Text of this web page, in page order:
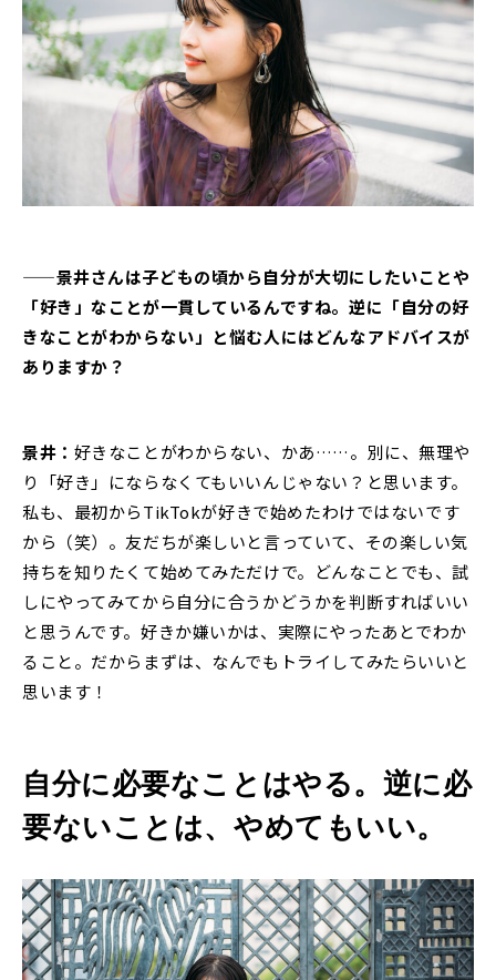
——景井さんは子どもの頃から自分が大切にしたいことや
「好き」なことが一貫しているんですね。逆に「自分の好
きなことがわからない」と悩む人にはどんなアドバイスが
ありますか？
景井： 好きなことがわからない、かあ……。別に、無理や
り「好き」にならなくてもいいんじゃない？と思います。
私も、最初からTikTokが好きで始めたわけではないです
から（笑）。友だちが楽しいと言っていて、その楽しい気
持ちを知りたくて始めてみただけで。どんなことでも、試
しにやってみてから自分に合うかどうかを判断すればいい
と思うんです。好きか嫌いかは、実際にやったあとでわか
ること。だからまずは、なんでもトライしてみたらいいと
思います！
自分に必要なことはやる。逆に必
要ないことは、やめてもいい。